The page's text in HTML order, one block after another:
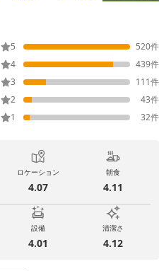
5 520件
4
439件
3
111件
2
43件
1
32件
ロケーション
4.07
朝食
4.11
設備
4.01
清潔さ
4.12